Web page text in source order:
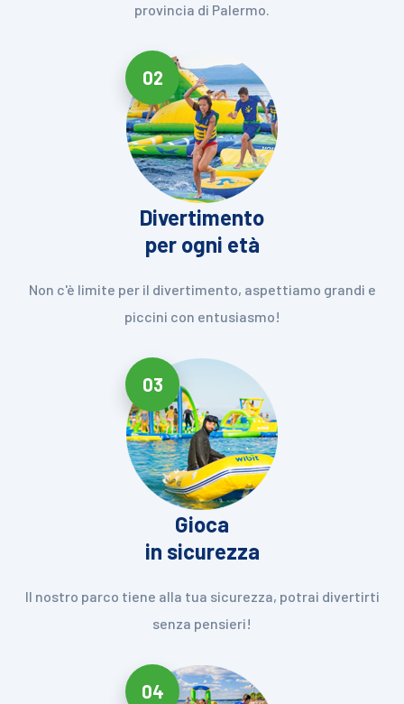
provincia di Palermo.
02
Divertimento
per ogni età
Non c'è limite per il divertimento, aspettiamo grandi e
piccini con entusiasmo!
03
Gioca
in sicurezza
Il nostro parco tiene alla tua sicurezza, potrai divertirti
senza pensieri!
04